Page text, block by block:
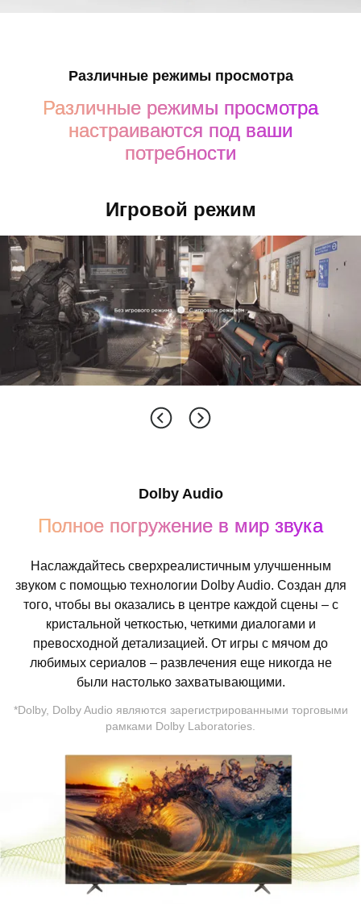
Различные режимы просмотра
Различные режимы просмотра
настраиваются под ваши
потребности
Игровой режим
Спортивный режим
Режим кино
Dolby Audio
Полное погружение в мир звука
Наслаждайтесь сверхреалистичным улучшенным
звуком с помощью технологии Dolby Audio. Создан для
того, чтобы вы оказались в центре каждой сцены – с
кристальной четкостью, четкими диалогами и
превосходной детализацией. От игры с мячом до
любимых сериалов – развлечения еще никогда не
были настолько захватывающими.
*Dolby, Dolby Audio являются зарегистрированными торговыми
рамками Dolby Laboratories.